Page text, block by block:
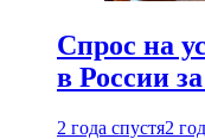
Спрос на
в России
2 года спустя2